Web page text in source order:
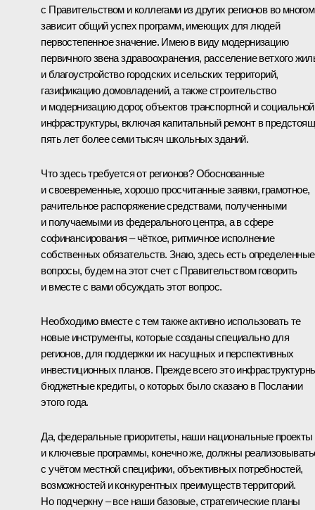
с Правительством и коллегами из других регионов во многом
зависит общий успех программ, имеющих для людей
первостепенное значение. Имею в виду модернизацию
первичного звена здравоохранения, расселение ветхого
и благоустройство городских и сельских территорий,
газификацию домовладений, а также строительство
и модернизацию дорог, объектов транспортной и социальной
инфраструктуры, включая капитальный ремонт в
пять лет более семи тысяч школьных зданий.
Что здесь требуется от регионов? Обоснованные
и своевременные, хорошо просчитанные заявки, грамотное,
рачительное распоряжение средствами, полученными
и получаемыми из федерального центра, а в сфере
софинансирования – чёткое, ритмичное исполнение
собственных обязательств. Знаю, здесь есть определенные
вопросы, будем на этот счет с Правительством говорить
и вместе с вами обсуждать этот вопрос.
Необходимо вместе с тем также активно использовать те
новые инструменты, которые созданы специально для
регионов, для поддержки их насущных и перспективных
инвестиционных планов. Прежде всего это
бюджетные кредиты, о которых было сказано в Послании
этого года.
Да, федеральные приоритеты, наши национальные проекты
и ключевые программы, конечно же, должны
с учётом местной специфики, объективных потребностей,
возможностей и конкурентных преимуществ территорий.
Но подчеркну – все наши базовые, стратегические планы